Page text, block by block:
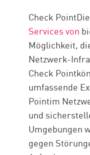
Check PointDie
Services von
Möglichkeit,
Netzwerk-
Check
umfassende
Pointim
und
Umgebungen
gegen